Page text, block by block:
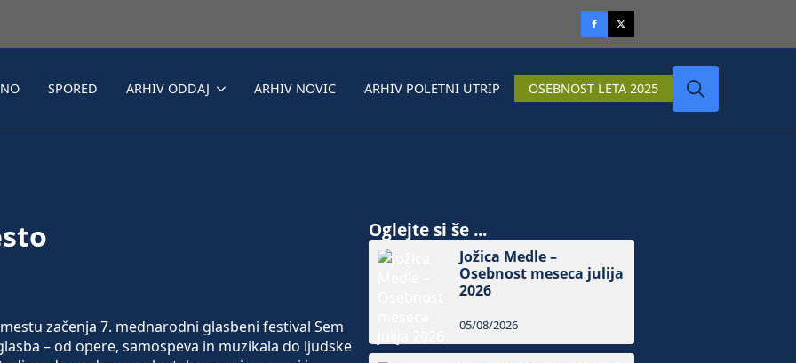
SPORED ARHIV ODDAJ ARHIV NOVIC ARHIV POLETNI UTRIP OSEBNOST LETA 2025
začenja 7. mednarodni glasbeni festival Sem
– od opere, samospeva in muzikala do ljudske
Oglejte si še ...
Jožica Medle –
Osebnost meseca julija
2026
05/08/2026